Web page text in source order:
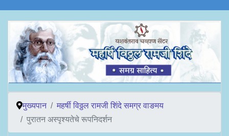
मुख्यपान
महर्षी विठ्ठल रामजी शिंदे समग्र वाङमय
पुरातन अस्पृश्यतेचे रूपनिदर्शन